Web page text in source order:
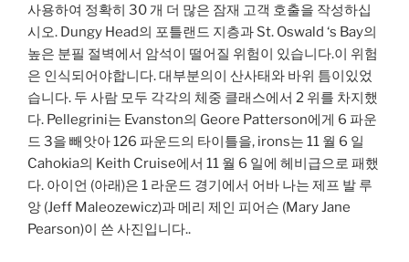
사용하여 정확히 30 개 더 많은 잠재 고객 호출을 작성하십
시오. Dungy Head의 포틀랜드 지층과 St. Oswald ‘s Bay의
높은 분필 절벽에서 암석이 떨어질 위험이 있습니다.이 위험
은 인식되어야합니다. 대부분의이 산사태와 바위 틈이있었
습니다. 두 사람 모두 각각의 체중 클래스에서 2 위를 차지했
다. Pellegrini는 Evanston의 Geore Patterson에게 6 파운
드 3을 빼앗아 126 파운드의 타이틀을, irons는 11 월 6 일
Cahokia의 Keith Cruise에서 11 월 6 일에 헤비급으로 패했
다. 아이언 (아래)은 1 라운드 경기에서 어바 나는 제프 발 루
앙 (Jeff Maleozewicz)과 메리 제인 피어슨 (Mary Jane
Pearson)이 쓴 사진입니다..